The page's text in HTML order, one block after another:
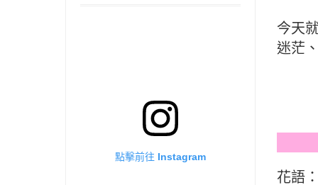
今天
迷茫
花語
點擊前往 Instagram